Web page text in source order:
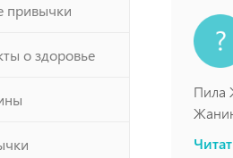
Пила
привычки
о здоровье